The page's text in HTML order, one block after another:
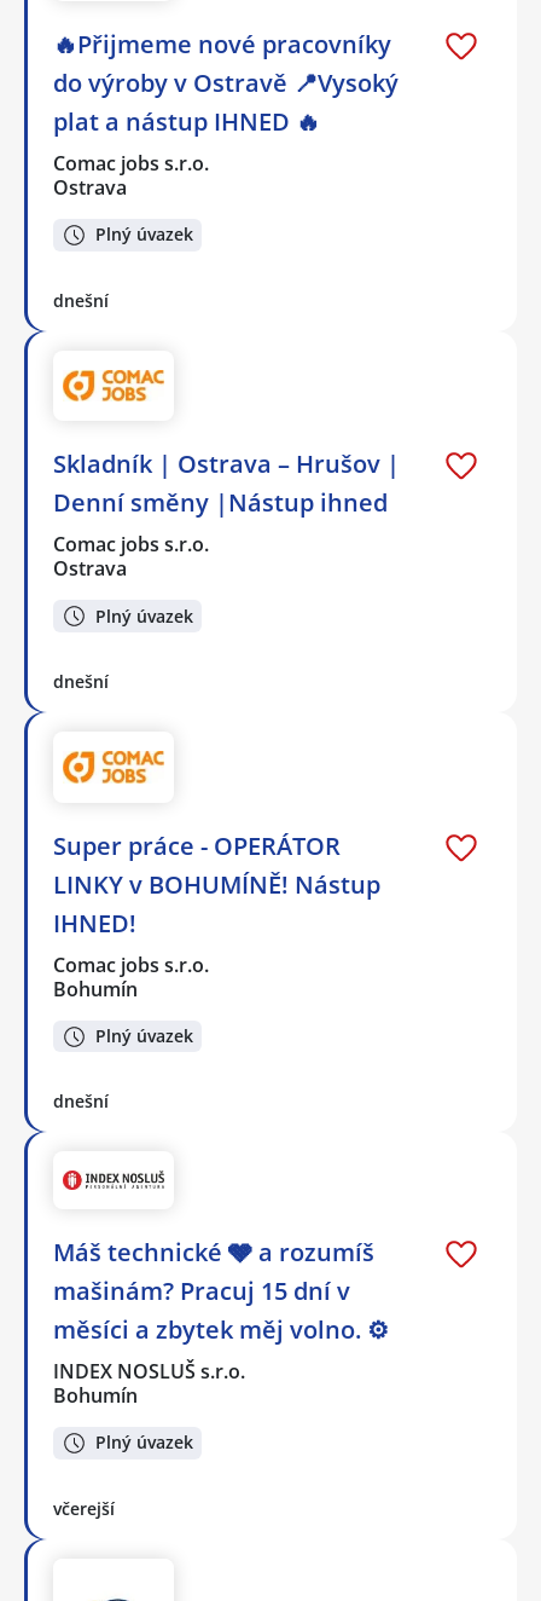
🔥Přijmeme nové pracovníky
do výroby v Ostravě 📍Vysoký
plat a nástup IHNED 🔥
Comac jobs s.r.o.
Ostrava
Plný úvazek
dnešní
Skladník | Ostrava – Hrušov |
Denní směny |Nástup ihned
Comac jobs s.r.o.
Ostrava
Plný úvazek
dnešní
Super práce - OPERÁTOR
LINKY v BOHUMÍNĚ! Nástup
IHNED!
Comac jobs s.r.o.
Bohumín
Plný úvazek
dnešní
Máš technické 🩶 a rozumíš
mašinám? Pracuj 15 dní v
měsíci a zbytek měj volno. ⚙
INDEX NOSLUŠ s.r.o.
Bohumín
Plný úvazek
včerejší